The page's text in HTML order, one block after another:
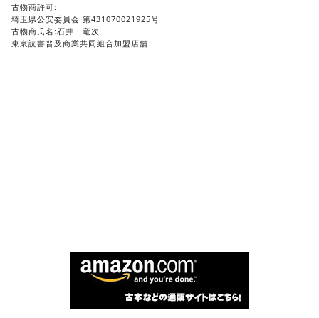
古物商許可:
埼玉県公安委員会 第431070021925号
古物商氏名:石井 竜次
東京読書普及商業共同組合加盟店舗